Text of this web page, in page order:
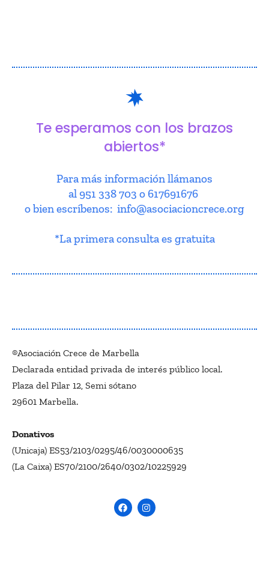
Te esperamos con los brazos
abiertos*
Para más información llámanos
al 951 338 703 o 617691676
o bien escríbenos: info@asociacioncrece.org
*La primera consulta es gratuita
®Asociación Crece de Marbella
Declarada entidad privada de interés público local.
Plaza del Pilar 12, Semi sótano
29601 Marbella.
Donativos
(Unicaja) ES53/2103/0295/46/0030000635
(La Caixa) ES70/2100/2640/0302/10225929